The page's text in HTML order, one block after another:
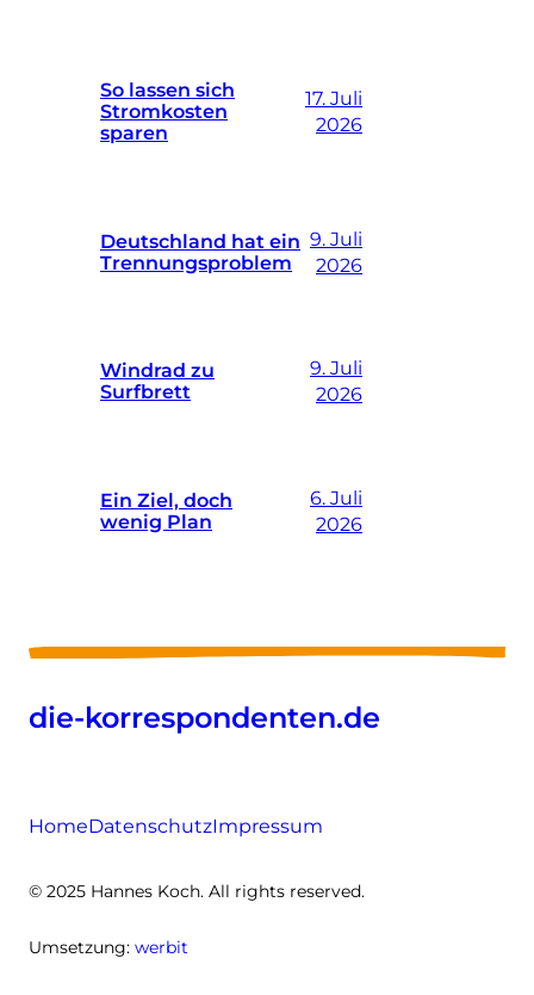
So lassen sich
Stromkosten
sparen
17. Juli
2026
Deutschland hat ein
Trennungsproblem
9. Juli
2026
Windrad zu
Surfbrett
9. Juli
2026
Ein Ziel, doch
wenig Plan
6. Juli
2026
die-korrespondenten.de
HomeDatenschutzImpressum
© 2025 Hannes Koch. All rights reserved.
Umsetzung: werbit